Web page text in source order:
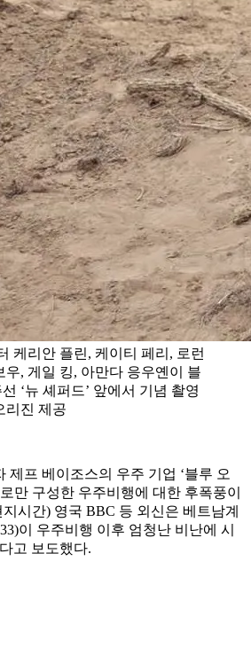
케리안 플린, 케이티 페리, 로런
우, 게일 킹, 아만다 응우옌이 블
‘뉴 셰퍼드’ 앞에서 기념 촬영
리진 제공
제프 베이조스의 우주 기업 ‘블루 오
만 구성한 우주비행에 대한 후폭풍이
시간) 영국 BBC 등 외신은 베트남계
이 우주비행 이후 엄청난 비난에 시
고 보도했다.